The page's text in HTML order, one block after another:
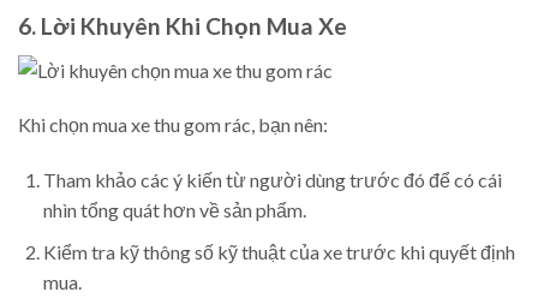
6. Lời Khuyên Khi Chọn Mua Xe
Khi chọn mua xe thu gom rác, bạn nên:
Tham khảo các ý kiến từ người dùng trước đó để có cái
nhìn tổng quát hơn về sản phẩm.
Kiểm tra kỹ thông số kỹ thuật của xe trước khi quyết định
mua.